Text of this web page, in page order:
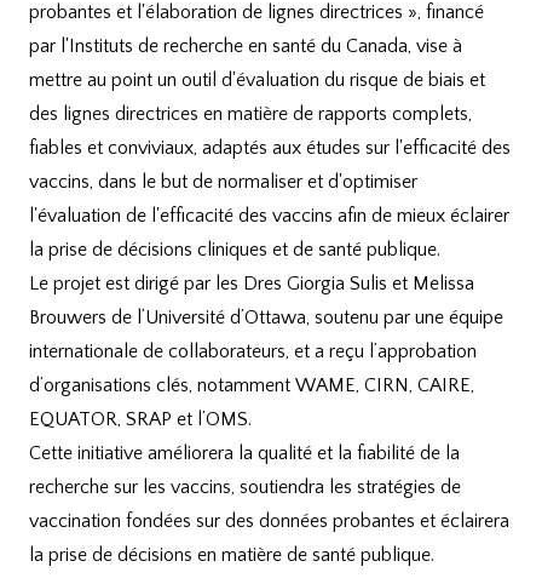
probantes et l'élaboration de lignes directrices », financé
par l'Instituts de recherche en santé du Canada, vise à
mettre au point un outil d'évaluation du risque de biais et
des lignes directrices en matière de rapports complets,
fiables et conviviaux, adaptés aux études sur l'efficacité des
vaccins, dans le but de normaliser et d'optimiser
l'évaluation de l'efficacité des vaccins afin de mieux éclairer
la prise de décisions cliniques et de santé publique.
Le projet est dirigé par les Dres Giorgia Sulis et Melissa
Brouwers de l’Université d’Ottawa, soutenu par une équipe
internationale de collaborateurs, et a reçu l’approbation
d’organisations clés, notamment WAME, CIRN, CAIRE,
EQUATOR, SRAP et l’OMS.
Cette initiative améliorera la qualité et la fiabilité de la
recherche sur les vaccins, soutiendra les stratégies de
vaccination fondées sur des données probantes et éclairera
la prise de décisions en matière de santé publique.